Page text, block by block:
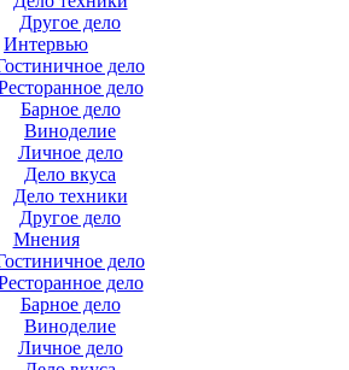
Другое дело
Интервью
дело
дело
Барное дело
Виноделие
Личное дело
Дело вкуса
Дело техники
Другое дело
Мнения
дело
дело
Барное дело
Виноделие
Личное дело